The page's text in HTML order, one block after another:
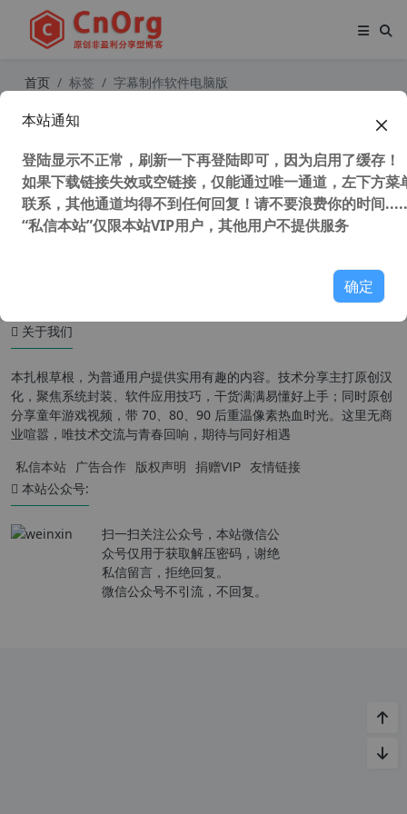
首页 标签 字幕制作软件电脑版
独家汉化 Subtitle Workshop Classic
软件
关于我们
本扎根草根，为普通用户提供实用有趣的内容。技术分享主打原创汉
化，聚焦系统封装、软件应用技巧，干货满满易懂好上手；同时原创
分享童年游戏视频，带 70、80、90 后重温像素热血时光。这里无商
业喧嚣，唯技术交流与青春回响，期待与同好相遇
私信本站 广告合作 版权声明 捐赠VIP 友情链接
本站公众号:
扫一扫关注公众号，本站微信公
众号仅用于获取解压密码，谢绝
私信留言，拒绝回复。
微信公众号不引流，不回复。
本站通知
登陆显示不正常，刷新一下再登陆即可，因为启用了缓存！
如果下载链接失效或空链接，仅能通过唯一通道，左下方菜
联系，其他通道均得不到任何回复！请不要浪费你的时间
“私信本站”仅限本站VIP用户，其他用户不提供服务
确定